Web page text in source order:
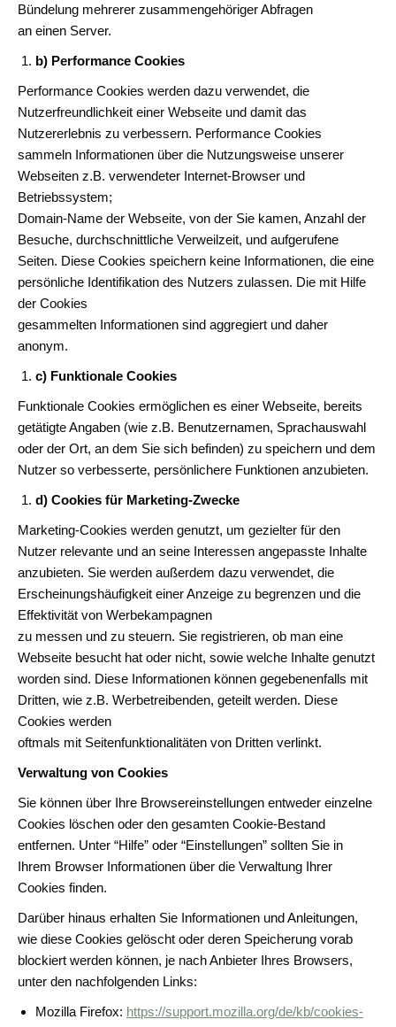
Bündelung mehrerer zusammengehöriger Abfragen
an einen Server.
b) Performance Cookies
Performance Cookies werden dazu verwendet, die
Nutzerfreundlichkeit einer Webseite und damit das
Nutzererlebnis zu verbessern. Performance Cookies
sammeln Informationen über die Nutzungsweise unserer
Webseiten z.B. verwendeter Internet-Browser und
Betriebssystem;
Domain-Name der Webseite, von der Sie kamen, Anzahl der
Besuche, durchschnittliche Verweilzeit, und aufgerufene
Seiten. Diese Cookies speichern keine Informationen, die eine
persönliche Identifikation des Nutzers zulassen. Die mit Hilfe
der Cookies
gesammelten Informationen sind aggregiert und daher
anonym.
c) Funktionale Cookies
Funktionale Cookies ermöglichen es einer Webseite, bereits
getätigte Angaben (wie z.B. Benutzernamen, Sprachauswahl
oder der Ort, an dem Sie sich befinden) zu speichern und dem
Nutzer so verbesserte, persönlichere Funktionen anzubieten.
d) Cookies für Marketing-Zwecke
Marketing-Cookies werden genutzt, um gezielter für den
Nutzer relevante und an seine Interessen angepasste Inhalte
anzubieten. Sie werden außerdem dazu verwendet, die
Erscheinungshäufigkeit einer Anzeige zu begrenzen und die
Effektivität von Werbekampagnen
zu messen und zu steuern. Sie registrieren, ob man eine
Webseite besucht hat oder nicht, sowie welche Inhalte genutzt
worden sind. Diese Informationen können gegebenenfalls mit
Dritten, wie z.B. Werbetreibenden, geteilt werden. Diese
Cookies werden
oftmals mit Seitenfunktionalitäten von Dritten verlinkt.
Verwaltung von Cookies
Sie können über Ihre Browsereinstellungen entweder einzelne
Cookies löschen oder den gesamten Cookie-Bestand
entfernen. Unter “Hilfe” oder “Einstellungen” sollten Sie in
Ihrem Browser Informationen über die Verwaltung Ihrer
Cookies finden.
Darüber hinaus erhalten Sie Informationen und Anleitungen,
wie diese Cookies gelöscht oder deren Speicherung vorab
blockiert werden können, je nach Anbieter Ihres Browsers,
unter den nachfolgenden Links:
Mozilla Firefox: https://support.mozilla.org/de/kb/cookies-